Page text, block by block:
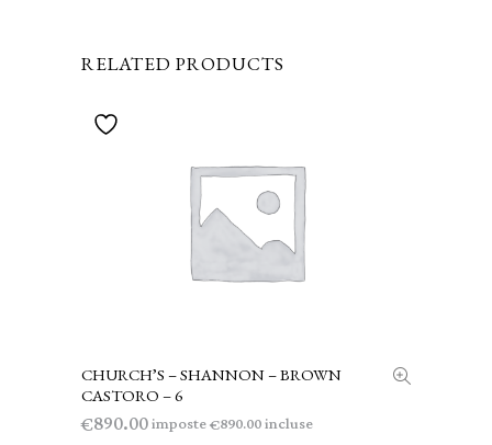
RELATED PRODUCTS
AGGIUNGI AL CARRELLO
CHURCH’S – SHANNON – BROWN
CASTORO – 6
€890.00imposte€890.00incluse